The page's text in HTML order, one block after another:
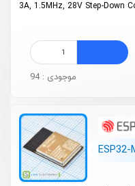
3A, 1.5MHz, 28V Step-Down
موجودی : 94